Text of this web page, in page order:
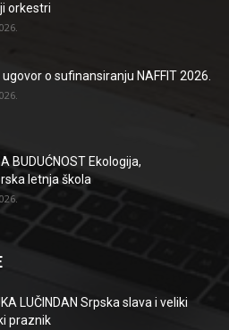
orkestri
o sufinansiranju NAFFIT 2026.
BUDUĆNOST Ekologija,
letnja škola
LUČINDAN Srpska slava i veliki
praznik